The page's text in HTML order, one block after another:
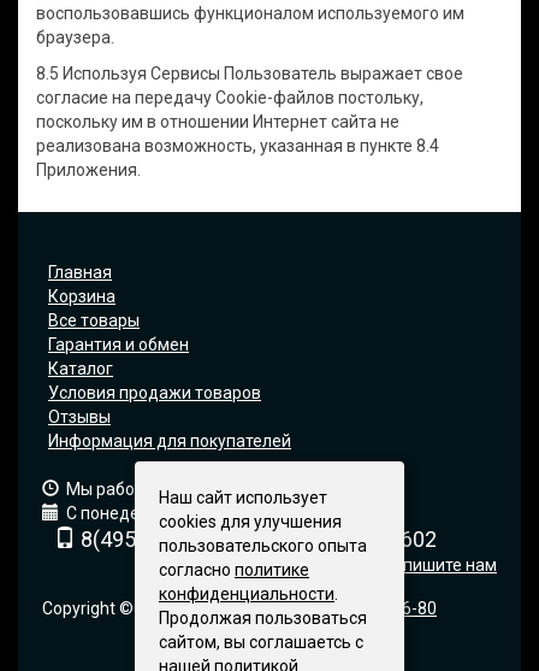
воспользовавшись функционалом используемого им
браузера.
8.5 Используя Сервисы Пользователь выражает свое
согласие на передачу Cookie-файлов постольку,
поскольку им в отношении Интернет сайта не
реализована возможность, указанная в пункте 8.4
Приложения.
Главная
Корзина
Все товары
Гарантия и обмен
Каталог
Условия продажи товаров
Отзывы
Информация для покупателей
Мы работаем: 9:00 — 19:00 (МСК)
С понедельника по пятницу
8(495) 740-6680 8(903) 540-0602
Напишите нам
Copyright © 2005-2019 | Москва |+7 495 740-66-80
Наш сайт использует
cookies для улучшения
пользовательского опыта
согласно политике
конфиденциальности
Продолжая пользоваться
сайтом, вы соглашаетсь с
нашей политикой